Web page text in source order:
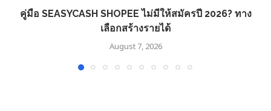
คู่มือ SEASYCASH SHOPEE ไม่มีให้สมัครปี 2026? ทาง
เลือกสร้างรายได้
August 7, 2026